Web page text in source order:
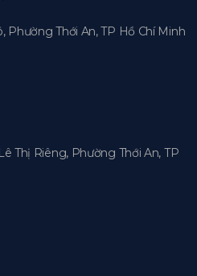
Phường Thới An, TP Hồ Chí Minh
Thị Riêng, Phường Thới An, TP